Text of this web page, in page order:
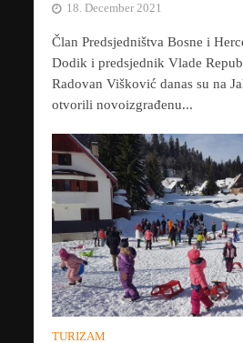
18. December 2021
Član Predsjedništva Bosne i
Dodik i predsjednik Vlade
Radovan Višković danas su na
otvorili novoizgrađenu...
TURIZAM